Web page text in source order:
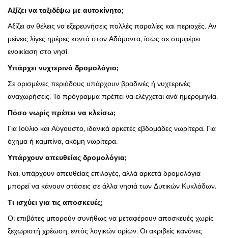
Αξίζει να ταξιδέψω με αυτοκίνητο;
Αξίζει αν θέλεις να εξερευνήσεις πολλές παραλίες και περιοχές. Αν
μείνεις λίγες ημέρες κοντά στον Αδάμαντα, ίσως σε συμφέρει
ενοικίαση στο νησί.
Υπάρχει νυχτερινό δρομολόγιο;
Σε ορισμένες περιόδους υπάρχουν βραδινές ή νυχτερινές
αναχωρήσεις. Το πρόγραμμα πρέπει να ελέγχεται ανά ημερομηνία.
Πόσο νωρίς πρέπει να κλείσω;
Για Ιούλιο και Αύγουστο, ιδανικά αρκετές εβδομάδες νωρίτερα. Για
όχημα ή καμπίνα, ακόμη νωρίτερα.
Υπάρχουν απευθείας δρομολόγια;
Ναι, υπάρχουν απευθείας επιλογές, αλλά αρκετά δρομολόγια
μπορεί να κάνουν στάσεις σε άλλα νησιά των Δυτικών Κυκλάδων.
Τι ισχύει για τις αποσκευές;
Οι επιβάτες μπορούν συνήθως να μεταφέρουν αποσκευές χωρίς
ξεχωριστή χρέωση, εντός λογικών ορίων. Οι ακριβείς κανόνες